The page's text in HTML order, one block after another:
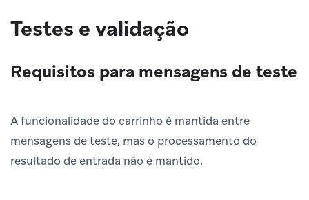
Testes e validação
Requisitos para mensagens de teste
A funcionalidade do carrinho é mantida entre
mensagens de teste, mas o processamento do
resultado de entrada não é mantido.